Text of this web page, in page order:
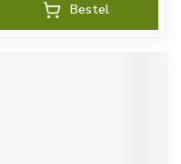
Bestel